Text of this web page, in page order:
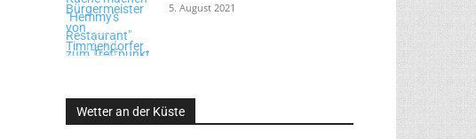
5. August 2021
Wetter an der Küste